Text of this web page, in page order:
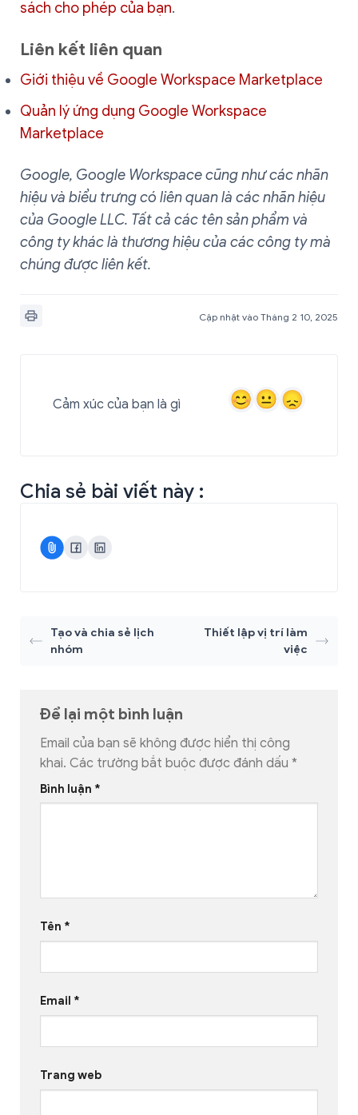
sách cho phép của bạn.
Liên kết liên quan
Giới thiệu về Google Workspace Marketplace
Quản lý ứng dụng Google Workspace
Marketplace
Google, Google Workspace cũng như các nhãn
hiệu và biểu trưng có liên quan là các nhãn hiệu
của Google LLC. Tất cả các tên sản phẩm và
công ty khác là thương hiệu của các công ty mà
chúng được liên kết.
Cập nhật vào Tháng 2 10, 2025
Cảm xúc của bạn là gì
Chia sẻ bài viết này :
Tạo và chia sẻ lịch
nhóm
Thiết lập vị trí làm
việc
Để lại một bình luận
Email của bạn sẽ không được hiển thị công
khai. Các trường bắt buộc được đánh dấu *
Bình luận *
Tên *
Email *
Trang web